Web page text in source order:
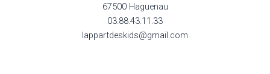
67500 Haguenau
03.88.43.11.33
lappartdeskids@gmail.com